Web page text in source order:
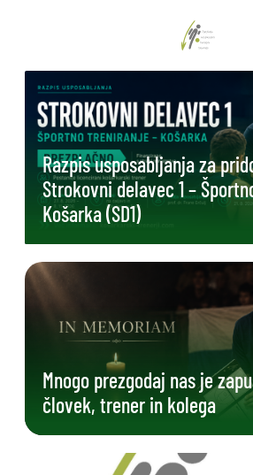
Razpis usposabljanja za
Strokovni delavec 1 –
Košarka (SD1)
Mnogo prezgodaj nas je
človek, trener in kolega